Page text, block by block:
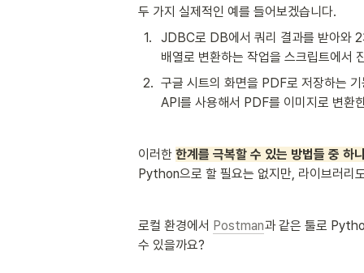
두 가지 실제적인 예를 들어보겠습니다.
1.
JDBC로 DB에서 쿼리 결과를 받아와 2
배열로 변환하는 작업을 스크립트에서
2. 구글 시트의 화면을 PDF로 저장하는
API를 사용해서 PDF를 이미지로 변
이러한 한계를 극복할 수 있는 방법들 중
Python으로 할 필요는 없지만, 라이브러리
로컬 환경에서 Postman과 같은 툴로
수 있을까요?